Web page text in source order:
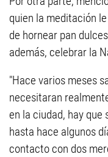
quien la meditación
de hornear pan
además, celebrar la
"Hace varios meses
necesitaran
en la ciudad, hay que
hasta hace algunos
contacto con dos